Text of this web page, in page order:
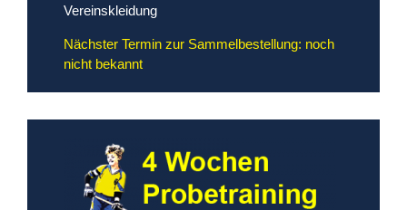
Vereinskleidung
Nächster Termin zur Sammelbestellung: noch
nicht bekannt